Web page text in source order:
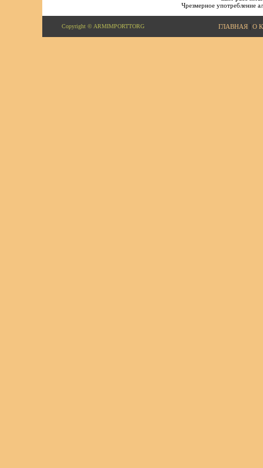
Чрезмерное употребление
Copyright © ARMIMPORTTORG ГЛАВНАЯ| О